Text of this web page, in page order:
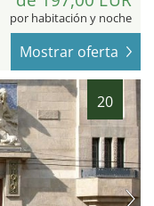
por habitación y noche
Mostrar oferta
20